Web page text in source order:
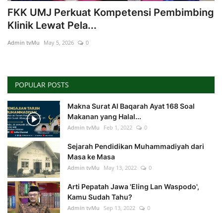
Kontak Kami
Index
FKK UMJ Perkuat Kompetensi Pembimbing
Klinik Lewat Pela...
Admin tvMu May 5, 2026 0
POPULAR POSTS
Makna Surat Al Baqarah Ayat 168 Soal
Makanan yang Halal...
Admin tvMu Feb 1, 2022 0
Sejarah Pendidikan Muhammadiyah dari
Masa ke Masa
Admin tvMu May 13, 2022 0
Arti Pepatah Jawa 'Eling Lan Waspodo',
Kamu Sudah Tahu?
Admin tvMu Sep 13, 2022 0